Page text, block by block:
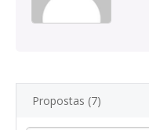
Propostas (7)